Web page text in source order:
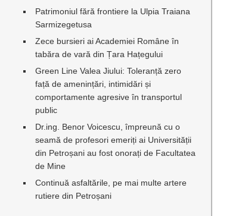
Patrimoniul fără frontiere la Ulpia Traiana
Sarmizegetusa
Zece bursieri ai Academiei Române în
tabăra de vară din Țara Hațegului
Green Line Valea Jiului: Toleranță zero
față de amenințări, intimidări și
comportamente agresive în transportul
public
Dr.ing. Benor Voicescu, împreună cu o
seamă de profesori emeriți ai Universității
din Petroșani au fost onorați de Facultatea
de Mine
Continuă asfaltările, pe mai multe artere
rutiere din Petroșani